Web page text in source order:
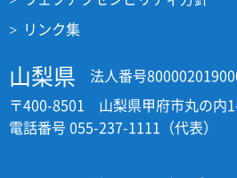
リンク集
山梨県
法人番号
〒400-8501 山梨県甲府市丸の内
電話番号 055-237-1111（代表）